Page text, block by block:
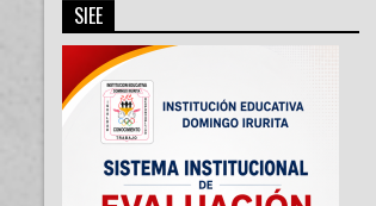
SIEE